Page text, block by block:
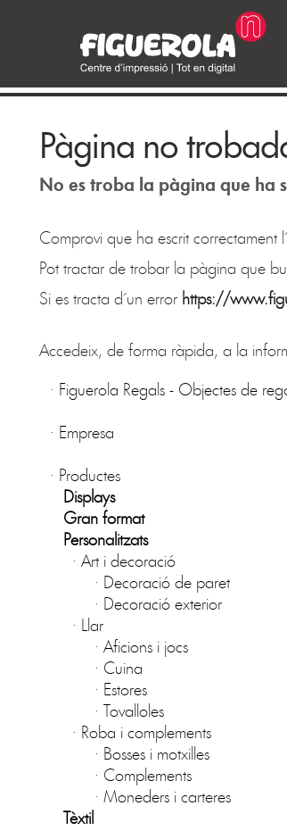
Pàgina no
No es troba la pàgina que ha
Comprovi que ha escrit correctament
Pot tractar de trobar la pàgina que
Si es tracta d´un error https://
Accedeix, de forma ràpida, a la
· Figuerola Regals - Objectes de
· Empresa
· Productes
Displays
Gran format
Personalitzats
·Art i decoració
· Decoració de paret
· Decoració exterior
· Llar
·Aficions i jocs
· Cuina
· Estores
·Tovalloles
· Roba i complements
· Bosses i motxilles
· Complements
·Moneders i carteres
Tèxtil